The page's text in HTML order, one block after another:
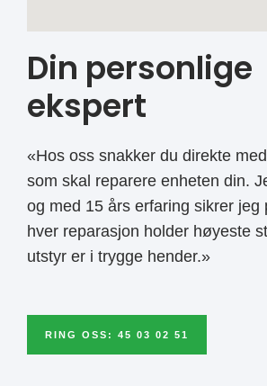
Din personlige
ekspert
«Hos oss snakker du direkte
som skal reparere enheten din.
og med 15 års erfaring sikrer jeg
hver reparasjon holder høyeste
utstyr er i trygge hender.»
RING OSS: 45 03 02 51